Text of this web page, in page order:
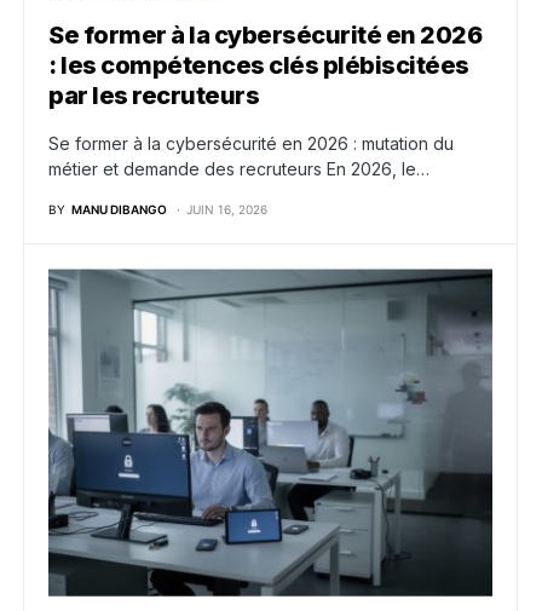
Se former à la cybersécurité en 2026
: les compétences clés plébiscitées
par les recruteurs
Se former à la cybersécurité en 2026 : mutation du
métier et demande des recruteurs En 2026, le…
BY MANU DIBANGO JUIN 16, 2026